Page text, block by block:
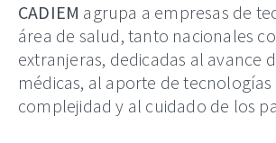
CADIEM agrupa a empresas de
área de salud, tanto nacionales
extranjeras, dedicadas al avance
médicas, al aporte de tecnologías
complejidad y al cuidado de los